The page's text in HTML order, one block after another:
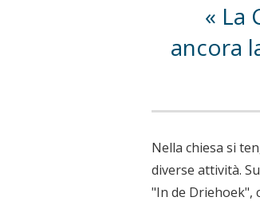
La
ancora
Nella chiesa si
diverse attività.
"In de Driehoek",